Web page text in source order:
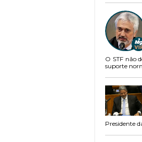
O STF não
suporte
Presidente